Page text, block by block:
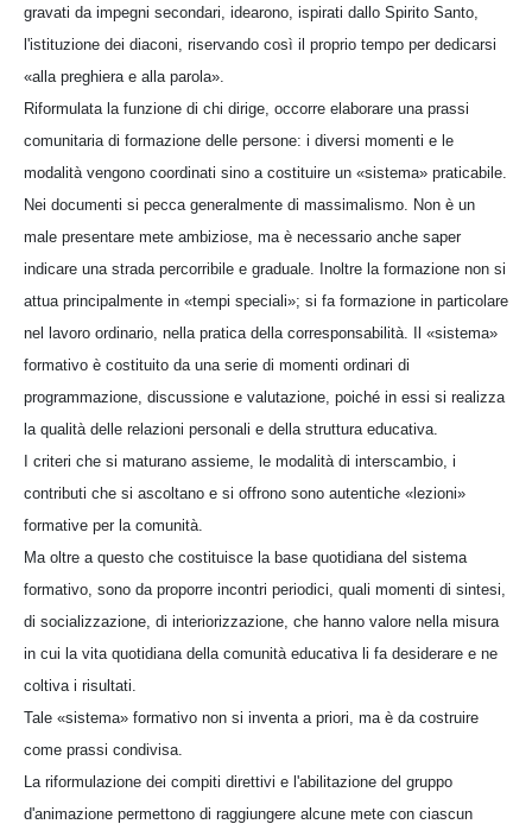
gravati da impegni secondari, idearono, ispirati dallo Spirito Santo,
l'istituzione dei diaconi, riservando così il proprio tempo per dedicarsi
«alla preghiera e alla parola».
Riformulata la funzione di chi dirige, occorre elaborare una prassi
comunitaria di formazione delle persone: i diversi momenti e le
modalità vengono coordinati sino a costituire un «sistema» praticabile.
Nei documenti si pecca generalmente di massimalismo. Non è un
male presentare mete ambiziose, ma è necessario anche saper
indicare una strada percorribile e graduale. Inoltre la formazione non si
attua principalmente in «tempi speciali»; si fa formazione in particolare
nel lavoro ordinario, nella pratica della corresponsabilità. Il «sistema»
formativo è costituito da una serie di momenti ordinari di
programmazione, discussione e valutazione, poiché in essi si realizza
la qualità delle relazioni personali e della struttura educativa.
I criteri che si maturano assieme, le modalità di interscambio, i
contributi che si ascoltano e si offrono sono autentiche «lezioni»
formative per la comunità.
Ma oltre a questo che costituisce la base quotidiana del sistema
formativo, sono da proporre incontri periodici, quali momenti di sintesi,
di socializzazione, di interiorizzazione, che hanno valore nella misura
in cui la vita quotidiana della comunità educativa li fa desiderare e ne
coltiva i risultati.
Tale «sistema» formativo non si inventa a priori, ma è da costruire
come prassi condivisa.
La riformulazione dei compiti direttivi e l'abilitazione del gruppo
d'animazione permettono di raggiungere alcune mete con ciascun